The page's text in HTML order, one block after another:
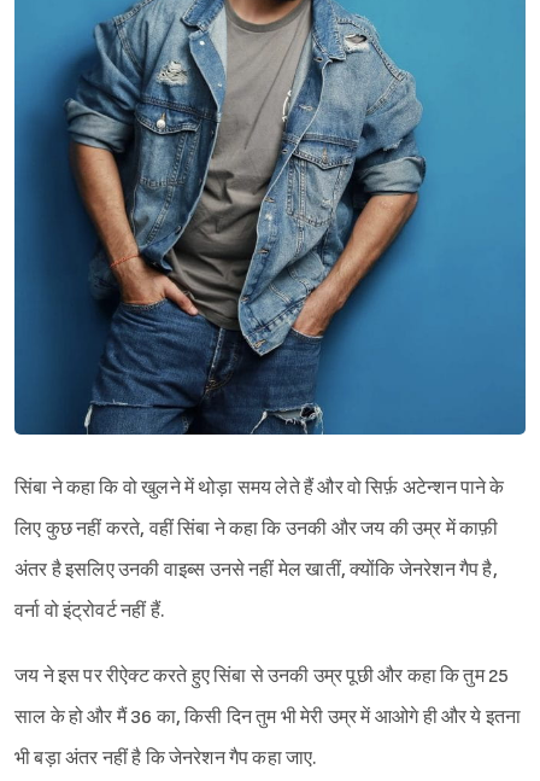
सिंबा ने कहा कि वो खुलने में थोड़ा समय लेते हैं और वो सिर्फ़ अटेन्शन पाने के
लिए कुछ नहीं करते, वहीं सिंबा ने कहा कि उनकी और जय की उम्र में काफ़ी
अंतर है इसलिए उनकी वाइब्स उनसे नहीं मेल खातीं, क्योंकि जेनरेशन गैप है,
वर्ना वो इंट्रोवर्ट नहीं हैं.
जय ने इस पर रीऐक्ट करते हुए सिंबा से उनकी उम्र पूछी और कहा कि तुम 25
साल के हो और मैं 36 का, किसी दिन तुम भी मेरी उम्र में आओगे ही और ये इतना
भी बड़ा अंतर नहीं है कि जेनरेशन गैप कहा जाए.